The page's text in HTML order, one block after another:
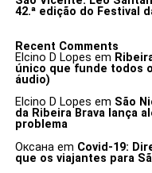
42.ª edição do Festival
Recent Comments
Elcino D Lopes em
único que funde todos
áudio)
Elcino D Lopes em São
da Ribeira Brava lança
problema
Оксанаem Covid-19:
que os viajantes para